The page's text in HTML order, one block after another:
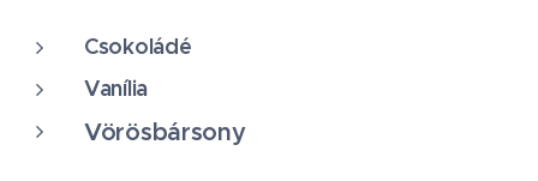
Csokoládé
Vanília
Vörösbársony